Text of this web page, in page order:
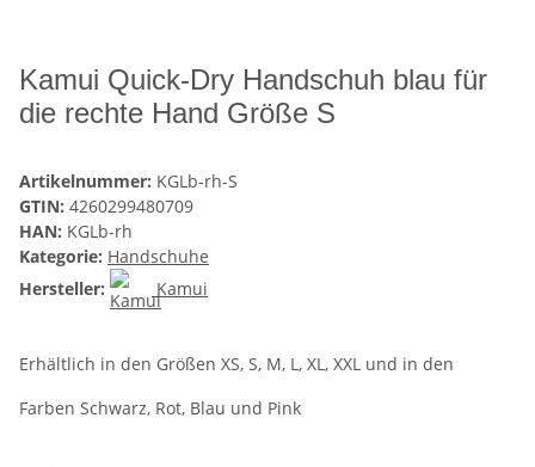
Kamui Quick-Dry Handschuh blau für
die rechte Hand Größe S
Artikelnummer: KGLb-rh-S
GTIN: 4260299480709
HAN: KGLb-rh
Kategorie: Handschuhe
Hersteller:
Kamui
Erhältlich in den Größen XS, S, M, L, XL, XXL und in den
Farben Schwarz, Rot, Blau und Pink